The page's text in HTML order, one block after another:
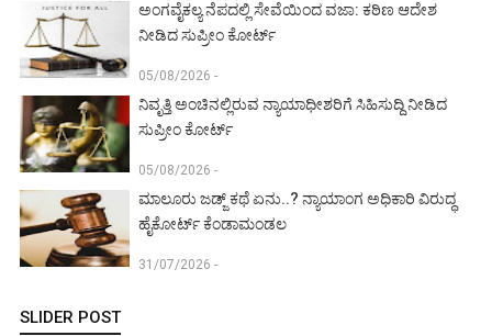
ಅಂಗವೈಕಲ್ಯ ನೆಪದಲ್ಲಿ ಸೇವೆಯಿಂದ ವಜಾ: ಕಠಿಣ ಆದೇಶ
ನೀಡಿದ ಸುಪ್ರೀಂ ಕೋರ್ಟ್‌
05/08/2026 -
ನಿವೃತ್ತಿ ಅಂಚಿನಲ್ಲಿರುವ ನ್ಯಾಯಾಧೀಶರಿಗೆ ಸಿಹಿಸುದ್ದಿ ನೀಡಿದ
ಸುಪ್ರೀಂ ಕೋರ್ಟ್‌
05/08/2026 -
ಮಾಲೂರು ಜಡ್ಜ್‌ ಕಥೆ ಏನು..? ನ್ಯಾಯಾಂಗ ಅಧಿಕಾರಿ ವಿರುದ್ಧ
ಹೈಕೋರ್ಟ್ ಕೆಂಡಾಮಂಡಲ
31/07/2026 -
SLIDER POST